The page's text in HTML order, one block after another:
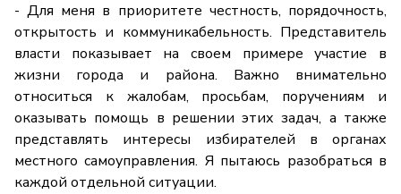
- Для меня в приоритете честность, порядочность,
открытость и коммуникабельность. Представитель
власти показывает на своем примере участие в
жизни города и района. Важно внимательно
относиться к жалобам, просьбам, поручениям и
оказывать помощь в решении этих задач, а также
представлять интересы избирателей в органах
местного самоуправления. Я пытаюсь разобраться в
каждой отдельной ситуации.